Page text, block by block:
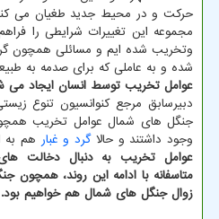
حرکت و در محیط جدید طغیان می
مجموعه این تغییرات شرایطی را
وتخریب شده ایم و مسائلی همچون
شده و به عاملی که برای صدمه به
عوامل تخریب توسط انسان ایجاد می
دبیرسابق مرجع کنوانسیون تنوع
جنگل های شمال عوامل تخریب
وجود داشتند و حالاگرد و غبار هم به
عوامل تخریب به دنبال دخالت
متاسفانه با ادامه این روند، همچون
زوال جنگل های شمال هم خواهیم بود.